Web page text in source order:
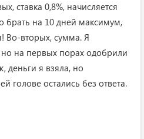
ставка 0,8%, начисляется
брать на 10 дней максимум,
Во-вторых, сумма. Я
на первых порах одобрили
деньги я взяла, но
голове остались без ответа.